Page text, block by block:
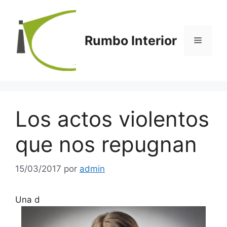
contenido
Rumbo Interior Menú
Los actos violentos
que nos repugnan
15/03/2017 por admin
Una d